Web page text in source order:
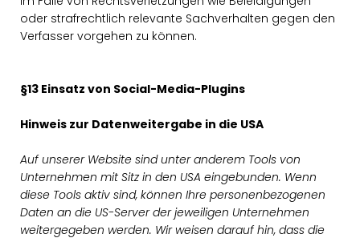
oder strafrechtlich relevante Sachverhalten gegen den
Verfasser vorgehen zu können.
§13 Einsatz von Social-Media-Plugins
Hinweis zur Datenweitergabe in die USA
Auf unserer Website sind unter anderem Tools von
Unternehmen mit Sitz in den USA eingebunden. Wenn
diese Tools aktiv sind, können Ihre personenbezogenen
Daten an die US-Server der jeweiligen Unternehmen
weitergegeben werden. Wir weisen darauf hin, dass die